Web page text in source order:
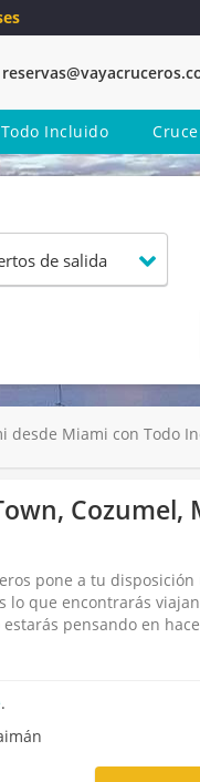
Incluido
desde Miami con Todo
Cozumel,
pone a tu
que encontrarás
pensando en
.